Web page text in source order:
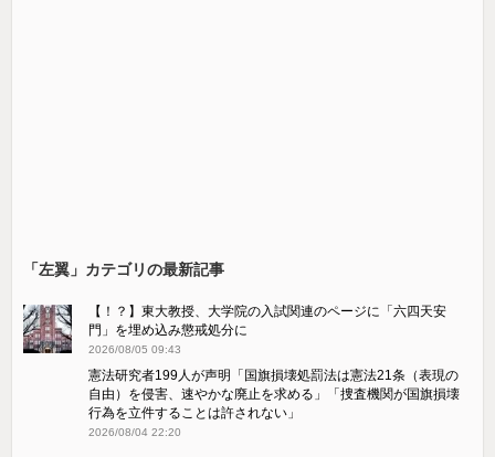
「左翼」カテゴリの最新記事
【！？】東大教授、大学院の入試関連のページに「六四天安
門」を埋め込み懲戒処分に
2026/08/05 09:43
憲法研究者199人が声明「国旗損壊処罰法は憲法21条（表現の
自由）を侵害、速やかな廃止を求める」「捜査機関が国旗損壊
行為を立件することは許されない」
2026/08/04 22:20